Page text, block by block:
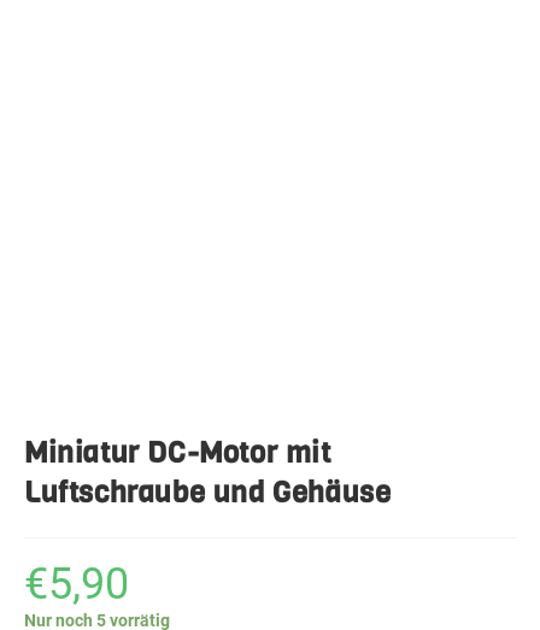
Miniatur DC-Motor mit
Luftschraube und Gehäuse
€5,90
Nur noch 5 vorrätig